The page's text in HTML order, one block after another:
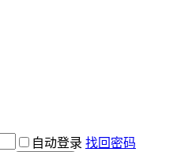
自动登录 找回密码